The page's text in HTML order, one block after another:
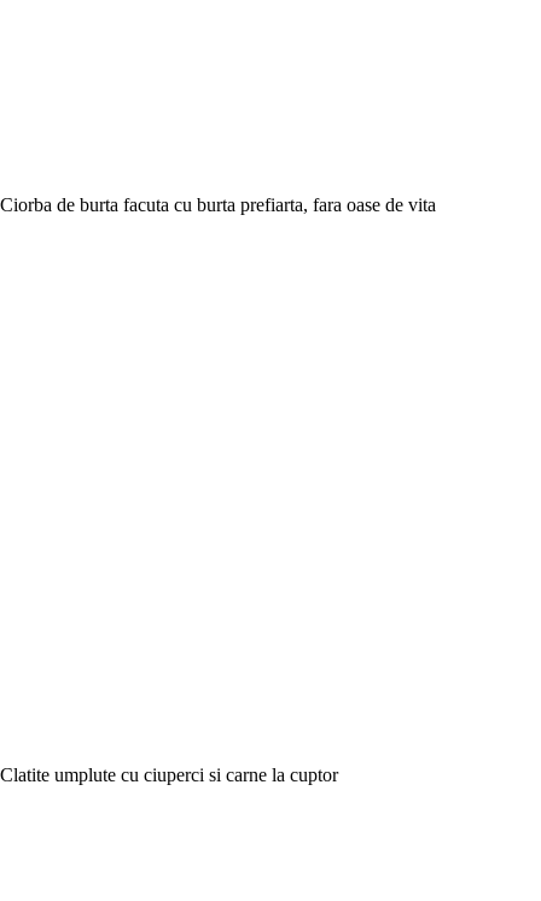
Ciorba de burta facuta cu burta prefiarta, fara oase de vita
Clatite umplute cu ciuperci si carne la cuptor